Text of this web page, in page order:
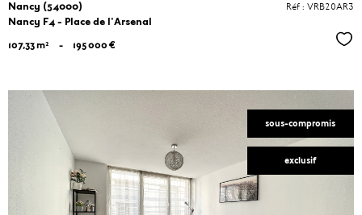
Nancy (54000)
Nancy F4 - Place de l'Arsenal
Réf : VRB20AR3
107,33 m² - 195 000 €
sous-compromis
exclusif
VOIR LE